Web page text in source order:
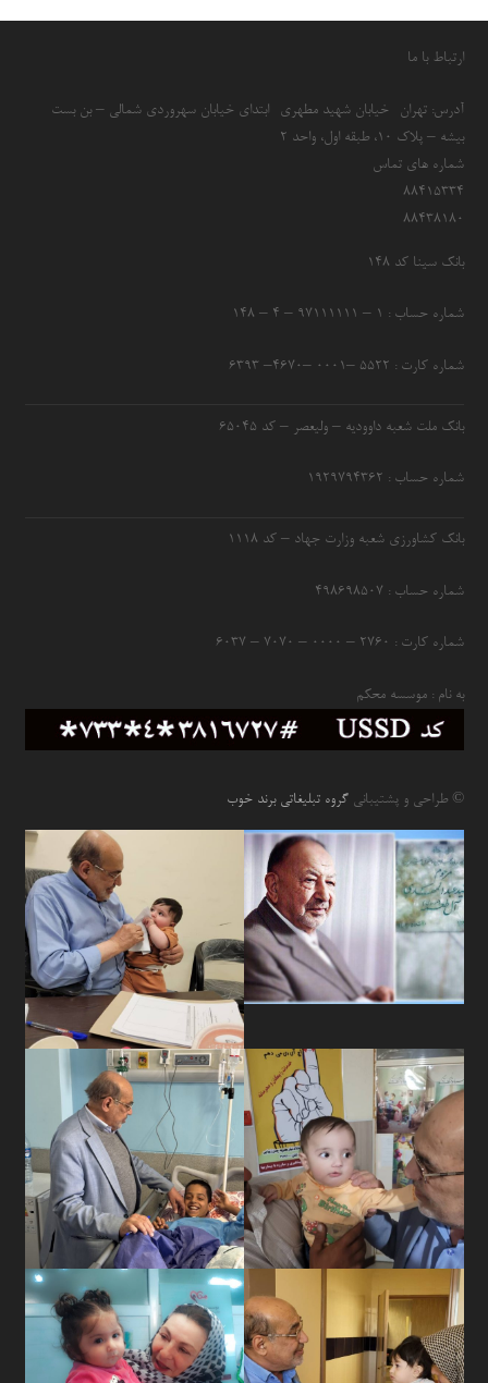
ارتباط با ما
آدرس: تهران- خیابان شهید مطهری- ابتدای خیابان سهروردی شمالی – بن بست
بیشه – پلاک 10، طبقه اول، واحد 2
شماره های تماس
۸۸۴۱۵۳۳۴
۸۸۴۳۸۱۸۰
بانک سینا کد ۱۴۸
شماره حساب : ۱ – ۹۷۱۱۱۱۱۱ – ۴ – ۱۴۸
شماره کارت : ۵۵۲۲ –۰۰۰۱ –۴۶۷۰– ۶۳۹۳
بانک ملت شعبه داوودیه – ولیعصر – کد ۶۵۰۴۵
شماره حساب : ۱۹۲۹۷۹۴۳۶۲
بانک کشاورزی شعبه وزارت جهاد – کد 1118
شماره حساب : ۴۹۸۶۹۸۵۰۷
شماره کارت : ۲۷۶۰ – ۰۰۰۰ – ۷۰۷۰ – ۶۰۳۷
به نام : موسسه محکم
© طراحی و پشتیبانیگروه تبلیغاتی برند خوب